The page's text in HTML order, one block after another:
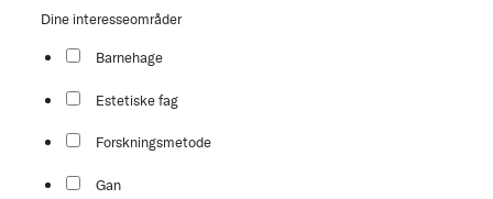
Dine interesseområder
Barnehage
Estetiske fag
Forskningsmetode
Gan